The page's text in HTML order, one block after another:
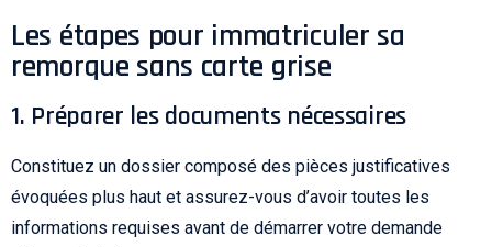
Les étapes pour immatriculer sa
remorque sans carte grise
1. Préparer les documents nécessaires
Constituez un dossier composé des pièces justificatives
évoquées plus haut et assurez-vous d’avoir toutes les
informations requises avant de démarrer votre demande